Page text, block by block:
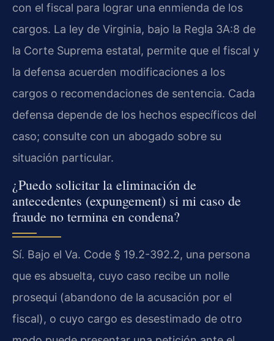
con el fiscal para lograr una enmienda de los
cargos. La ley de Virginia, bajo la Regla 3A:8 de
la Corte Suprema estatal, permite que el fiscal y
la defensa acuerden modificaciones a los
cargos o recomendaciones de sentencia. Cada
defensa depende de los hechos específicos del
caso; consulte con un abogado sobre su
situación particular.
¿Puedo solicitar la eliminación de
antecedentes (expungement) si mi caso de
fraude no termina en condena?
Sí. Bajo el Va. Code § 19.2-392.2, una persona
que es absuelta, cuyo caso recibe un nolle
prosequi (abandono de la acusación por el
fiscal), o cuyo cargo es desestimado de otro